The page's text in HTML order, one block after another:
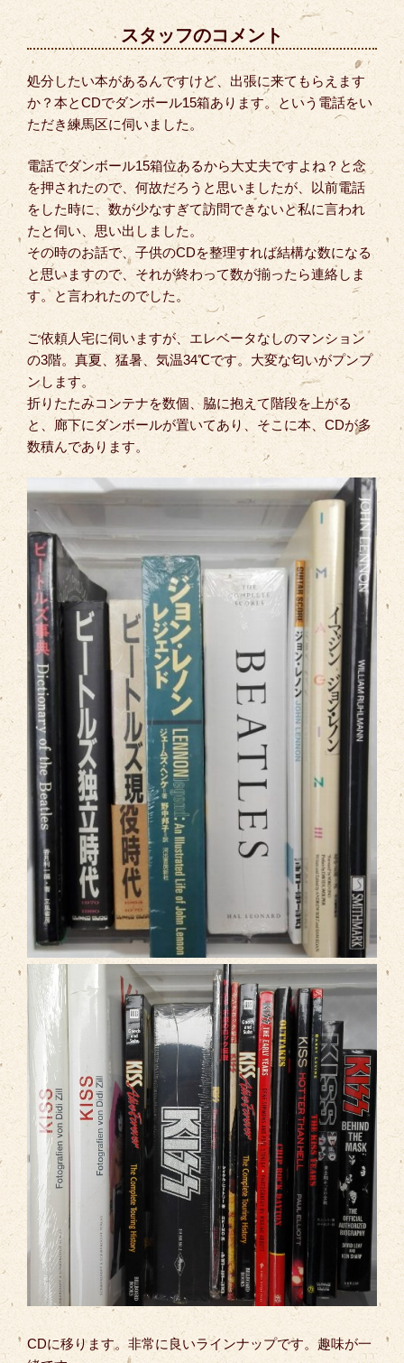
スタッフのコメント
処分したい本があるんですけど、出張に来てもらえます
か？本とCDでダンボール15箱あります。という電話をい
ただき練馬区に伺いました。
電話でダンボール15箱位あるから大丈夫ですよね？と念
を押されたので、何故だろうと思いましたが、以前電話
をした時に、数が少なすぎて訪問できないと私に言われ
たと伺い、思い出しました。
その時のお話で、子供のCDを整理すれば結構な数になる
と思いますので、それが終わって数が揃ったら連絡しま
す。と言われたのでした。
ご依頼人宅に伺いますが、エレベータなしのマンション
の3階。真夏、猛暑、気温34℃です。大変な匂いがプンプ
ンします。
折りたたみコンテナを数個、脇に抱えて階段を上がる
と、廊下にダンボールが置いてあり、そこに本、CDが多
数積んであります。
CDに移ります。非常に良いラインナップです。趣味が一